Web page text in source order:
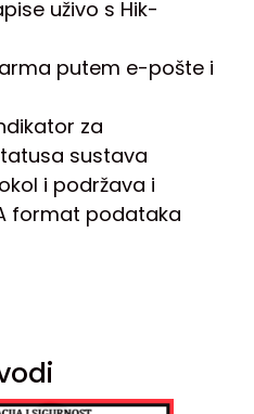
uživo s Hik-
putem e-pošte i
za
sustava
i podržava i
format podataka